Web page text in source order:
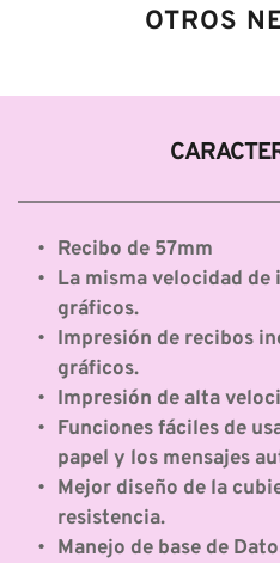
OTROS
Recibo de 57mm
La misma velocidad
gráficos.
Impresión de recibos
gráficos.
Impresión de alta
Funciones fáciles de
papel y los mensajes
Mejor diseño de la
resistencia.
Manejo de base de